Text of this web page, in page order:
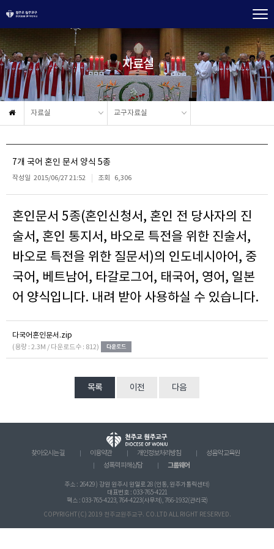
자료실
자료실 교구자료실
7개 국어 혼인 문서 양식 5종
작성일 2015/06/27 21:52 조회 6,306
혼인문서 5종(혼인신청서, 혼인 전 당사자의 진
술서, 혼인 통지서, 바오로 특전을 위한 진술서,
바오로 특전을 위한 질문서)의 인도네시아어, 중
국어, 베트남어, 타갈로그어, 태국어, 영어, 일본
어 양식입니다. 내려 받아 사용하실 수 있습니다.
다국어혼인문서.zip
(용량 : 2.3M / 다운로드수 : 812)
목록 이전 다음
찾아오시는 길 이용약관 개인정보처리방침
성음악 교육원
성폭력 피해상담
그룹웨어
주소 : 26429 ) 강원 원주시 원일로 28 (인동, 원주가톨릭센터)
대표번호 : 033-765-4221
팩스 : 033-765-4223, 764-4223(사무처), 766-1932(관리국)
COPYRIGHT(C) 2019 천주교원주교구. CO.LTD ALL RIGHT RESERVED.